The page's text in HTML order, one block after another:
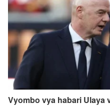
Vyombo vya habari Ulaya